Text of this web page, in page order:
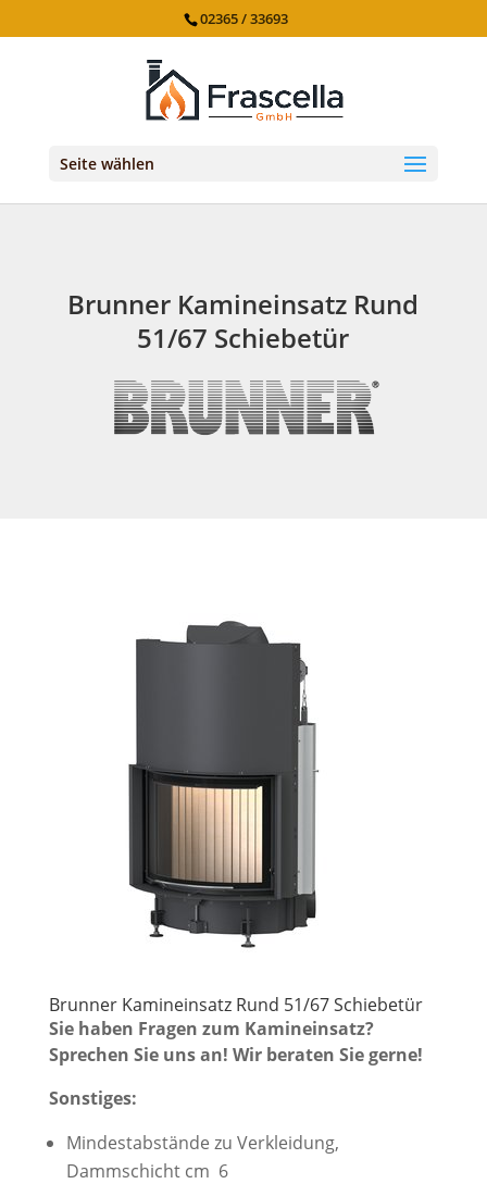
02365 / 33693
Seite wählen
Brunner Kamineinsatz Rund
51/67 Schiebetür
Brunner Kamineinsatz Rund 51/67 Schiebetür
Sie haben Fragen zum Kamineinsatz?
Sprechen Sie uns an! Wir beraten Sie gerne!
Sonstiges:
Mindestabstände zu Verkleidung,
Dammschicht cm 6